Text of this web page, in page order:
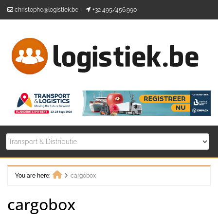
christophe@logistiek.be +32 495/456.990
You are here:
cargobox
cargobox